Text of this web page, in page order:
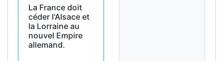
La France doit
céder l'Alsace et
la Lorraine au
nouvel Empire
allemand.